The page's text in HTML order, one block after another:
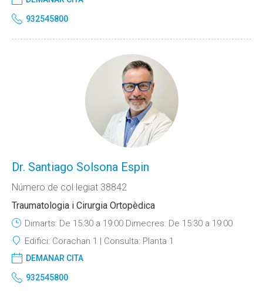
932545800
Dr. Santiago Solsona Espin
Número de col·legiat 38842
Traumatologia i Cirurgia Ortopèdica
Dimarts: De 15:30 a 19:00 Dimecres: De 15:30 a 19:00
Edifici: Corachan 1 Consulta: Planta 1
DEMANAR CITA
932545800